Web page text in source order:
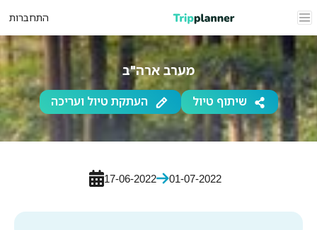
התחברות
מערב ארה"ב
העתקת טיול ועריכה שיתוף טיול
17-06-2022 01-07-2022